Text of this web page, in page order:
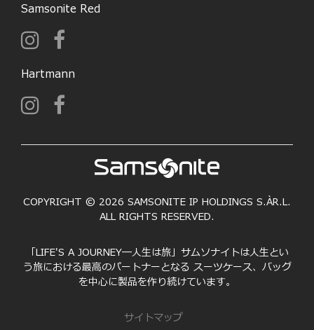
Samsonite Red
Hartmann
COPYRIGHT © 2026 SAMSONITE IP HOLDINGS S.ÀR.L.
ALL RIGHTS RESERVED.
「LIFE'S A JOURNEY―人生は旅」サムソナイトは人生とい
う旅における最高のパートナーとなる スーツケース、バッグ
を中心に製品を作り続けています。
サイトマップ